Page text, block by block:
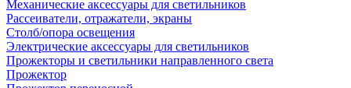
Механические аксессуары для светильников
Рассеиватели, отражатели, экраны
Столб/опора освещения
Электрические аксессуары для светильников
Прожекторы и светильники направленного света
Прожектор